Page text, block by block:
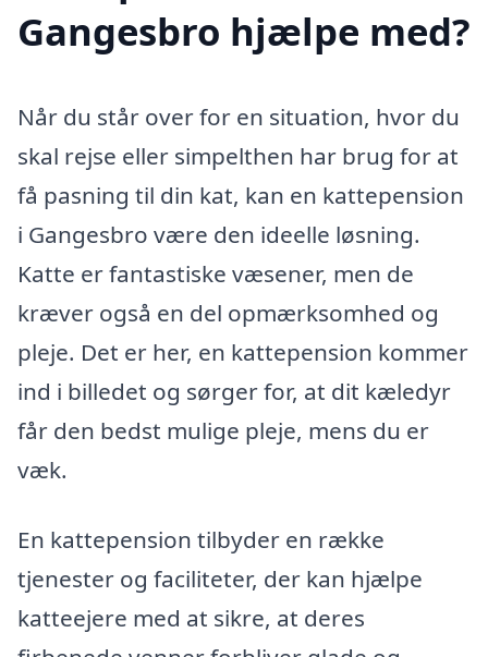
Gangesbro hjælpe med?
Når du står over for en situation, hvor du
skal rejse eller simpelthen har brug for at
få pasning til din kat, kan en kattepension
i Gangesbro være den ideelle løsning.
Katte er fantastiske væsener, men de
kræver også en del opmærksomhed og
pleje. Det er her, en kattepension kommer
ind i billedet og sørger for, at dit kæledyr
får den bedst mulige pleje, mens du er
væk.
En kattepension tilbyder en række
tjenester og faciliteter, der kan hjælpe
katteejere med at sikre, at deres